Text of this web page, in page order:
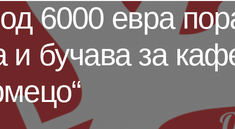
6000 евра
и бучава за